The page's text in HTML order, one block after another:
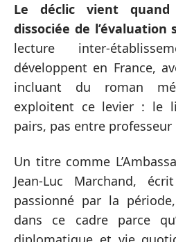
Le déclic vient
dissociée de l’évaluation
lecture inter-
développent en France,
incluant du roman
exploitent ce levier : le
pairs, pas entre professeur
Un titre comme
Jean-Luc Marchand,
passionné par la
dans ce cadre parce